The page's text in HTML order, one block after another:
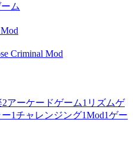
ム
Criminal Mod
2アーケードゲーム1 リズムゲ
1チャレンジング1Mod1ゲー